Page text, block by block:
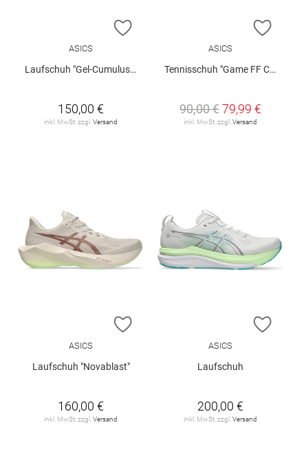
ZUR WUNSCHLISTE HINZUFÜGEN
ASICS
Laufschuh "Gel-Cumulus 28"
150,00 €
inkl. MwSt. zzgl. Versand
ZUR
ASICS
Tennisschuh "Game FF Clay /Oc"
90,00 €79,99 €
inkl. MwSt. zzgl. Versand
ZUR WUNSCHLISTE HINZUFÜGEN
ASICS
Laufschuh "Novablast"
160,00 €
inkl. MwSt. zzgl. Versand
ZUR
ASICS
Laufschuh
200,00 €
inkl. MwSt. zzgl. Versand